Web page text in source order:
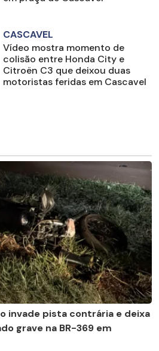
CASCAVEL
Vídeo mostra momento de
colisão entre Honda City e
Citroën C3 que deixou duas
motoristas feridas em Cascavel
invade pista contrária e deixa
grave na BR-369 em